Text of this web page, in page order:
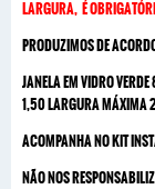
LARGURA, É
PRODUZIMOS DE
JANELA EM VIDRO
1,50 LARGURA MÁXIMA
ACOMPANHA NO KIT
NÃO NOS